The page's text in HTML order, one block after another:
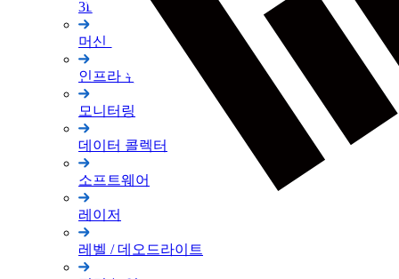
3D 스캐너
머신 컨트롤
인프라 유지 관리
모니터링
데이터 콜렉터
소프트웨어
레이저
레벨 / 데오드라이트